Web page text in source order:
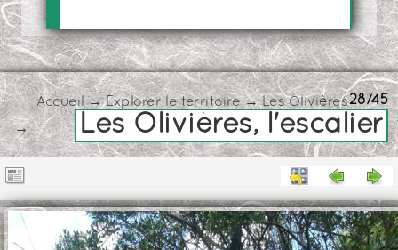
28/45
Accueil→Explorer le territoire→Les Olivières
→ Les Olivières, l'escalier